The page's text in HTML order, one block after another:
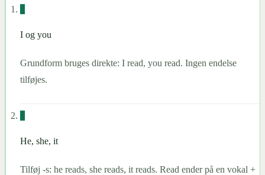
1
I og you
Grundform bruges direkte: I read, you read. Ingen endelse
tilføjes.
2
He, she, it
Tilføj -s: he reads, she reads, it reads. Read ender på en vokal +